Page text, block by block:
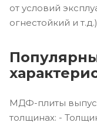
от условий
огнестойкий и
МДФ-плиты
толщинах: -